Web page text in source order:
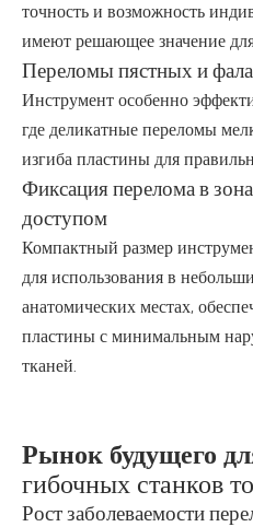
точность и возможность
имеют решающее значение
Переломы пястных и
Инструмент особенно
где деликатные переломы
изгиба пластины для
Фиксация перелома в
доступом
Компактный размер
для использования в
анатомических местах,
пластины с минимальным
тканей.
Рынок будущего
гибочных станков
Рост заболеваемости